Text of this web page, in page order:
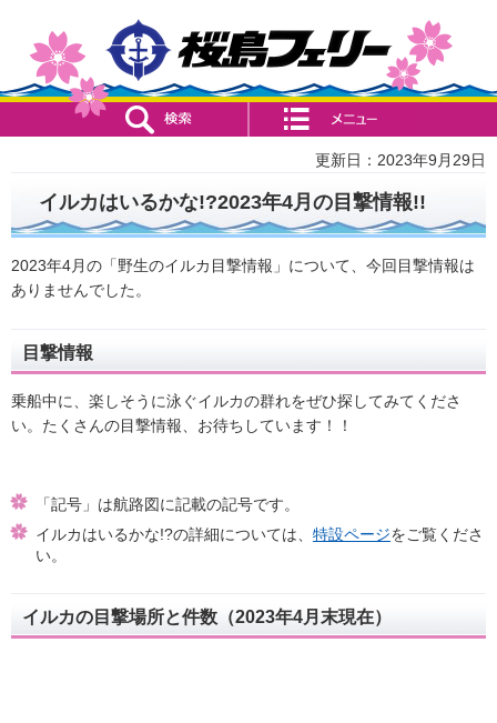
検索・共通メニュー コンテンツメニュー
更新日：2023年9月29日
イルカはいるかな!?2023年4月の目撃情報!!
2023年4月の「野生のイルカ目撃情報」について、今回目撃情報は
ありませんでした。
目撃情報
乗船中に、楽しそうに泳ぐイルカの群れをぜひ探してみてくださ
い。たくさんの目撃情報、お待ちしています！！
「記号」は航路図に記載の記号です。
イルカはいるかな!?の詳細については、 特設ページをご覧くださ
い。
イルカの目撃場所と件数（2023年4月末現在）